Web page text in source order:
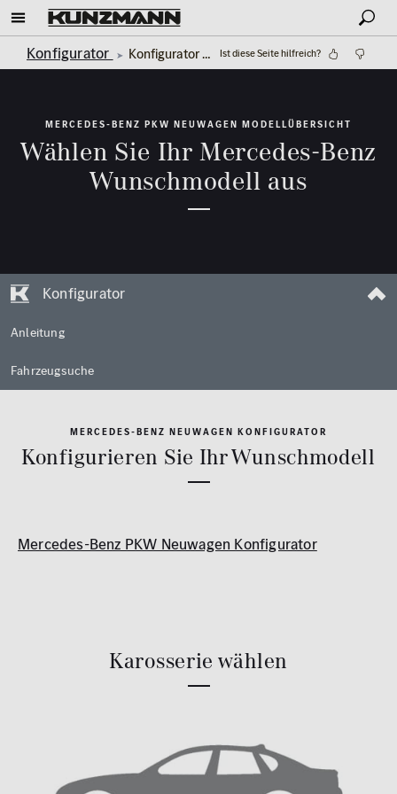
Konfigurator Konfigurator Mercedes-Benz Ist diese Seite hilfreich?
MERCEDES-BENZ PKW NEUWAGEN MODELLÜBERSICHT
Wählen Sie Ihr Mercedes-Benz
Wunschmodell aus
Konfigurator
Anleitung
Fahrzeugsuche
MERCEDES-BENZ NEUWAGEN KONFIGURATOR
Konfigurieren Sie Ihr Wunschmodell
Mercedes-Benz PKW Neuwagen Konfigurator
der Mercedes-Benz S-Klasse : Die Neuwagenmodelle von
Mercedes-Benz bieten für jeden Pkw Bedarf das
Richtige. Über die große Auswahl an Modellen können
Wunsch-Neuwagen einschließlich aller
Ausstattungsoptionen und Preisinformationen sich
Karosserie wählen